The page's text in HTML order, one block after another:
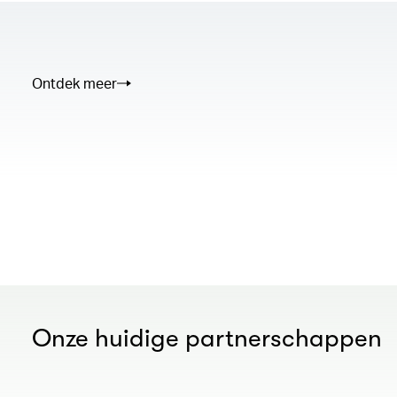
Ontdek meer
Onze huidige partnerschappen